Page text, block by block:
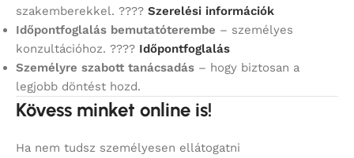
szakemberekkel. ???? Szerelési információk
Időpontfoglalás bemutatóterembe – személyes
konzultációhoz. ???? Időpontfoglalás
Személyre szabott tanácsadás – hogy biztosan a
legjobb döntést hozd.
Kövess minket online is!
Ha nem tudsz személyesen ellátogatni